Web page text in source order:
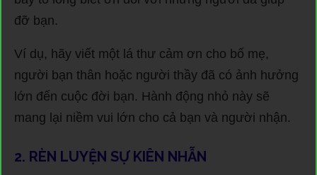
đỡ bạn.
Ví dụ, hãy viết một lá thư cảm ơn cho bố mẹ,
người bạn thân hoặc người thầy đã có ảnh hưởng
lớn đến cuộc đời bạn. Hành động nhỏ này sẽ
mang lại niềm vui lớn cho cả bạn và người nhận.
2. RÈN LUYỆN SỰ KIÊN NHẪN